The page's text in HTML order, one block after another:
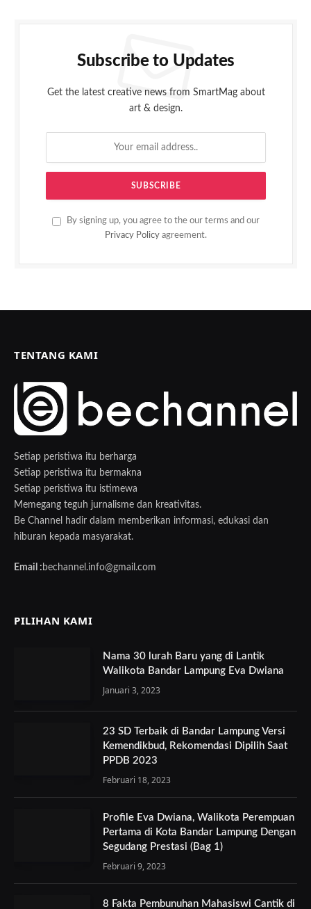
Subscribe to Updates
Get the latest creative news from SmartMag about
art & design.
By signing up, you agree to the our terms and our
Privacy Policy agreement.
TENTANG KAMI
Setiap peristiwa itu berharga
Setiap peristiwa itu bermakna
Setiap peristiwa itu istimewa
Memegang teguh jurnalisme dan kreativitas.
Be Channel hadir dalam memberikan informasi, edukasi dan
hiburan kepada masyarakat.
Email : bechannel.info@gmail.com
PILIHAN KAMI
Nama 30 lurah Baru yang di Lantik
Walikota Bandar Lampung Eva Dwiana
Januari 3, 2023
23 SD Terbaik di Bandar Lampung Versi
Kemendikbud, Rekomendasi Dipilih Saat
PPDB 2023
Februari 18, 2023
Profile Eva Dwiana, Walikota Perempuan
Pertama di Kota Bandar Lampung Dengan
Segudang Prestasi (Bag 1)
Februari 9, 2023
8 Fakta Pembunuhan Mahasiswi Cantik di